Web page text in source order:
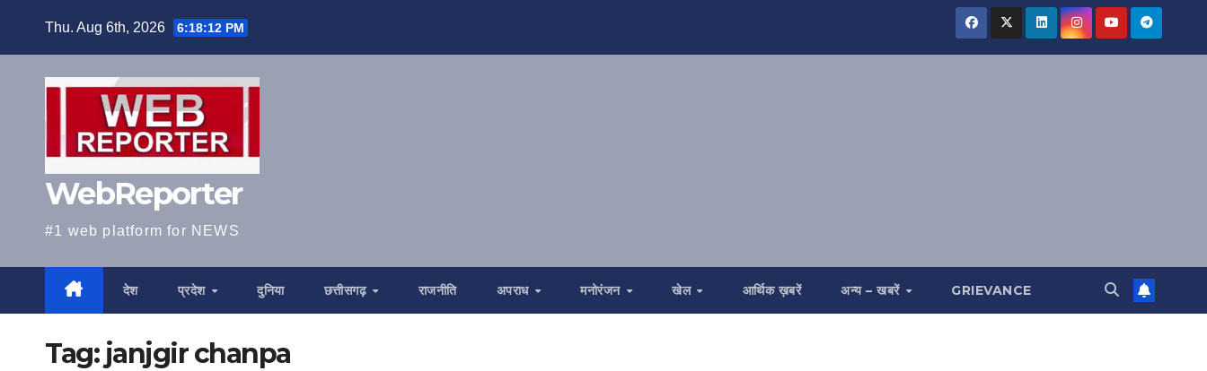
Thu. Aug 6th, 2026 6:18:13 PM
WebReporter
#1 web platform for NEWS
देश प्रदेश दुनिया छत्तीसगढ़ राजनीति अपराध मनोरंजन खेल आर्थिक ख़बरें अन्य – खबरें GRIEVANCE
Tag: janjgir chanpa